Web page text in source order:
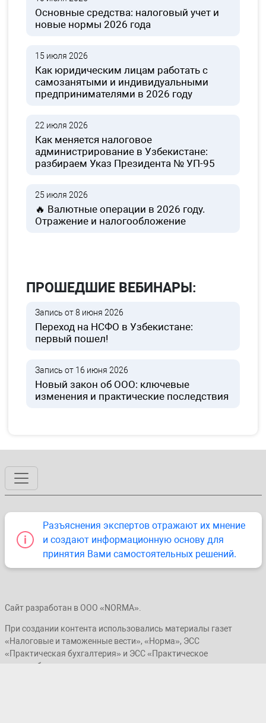
Основные средства: налоговый учет и
новые нормы 2026 года
15 июля 2026
Как юридическим лицам работать с
самозанятыми и индивидуальными
предпринимателями в 2026 году
22 июля 2026
Как меняется налоговое
администрирование в Узбекистане:
разбираем Указ Президента № УП-95
25 июля 2026
🔥 Валютные операции в 2026 году.
Отражение и налогообложение
ПРОШЕДШИЕ ВЕБИНАРЫ:
Запись от 8 июня 2026
Переход на НСФО в Узбекистане:
первый пошел!
Запись от 16 июня 2026
Новый закон об ООО: ключевые
изменения и практические последствия
Разъяснения экспертов отражают их мнение
и создают информационную основу для
принятия Вами самостоятельных решений.
Сайт разработан в ООО «NORMA».
При создании контента использовались материалы газет
«Налоговые и таможенные вести», «Норма», ЭСС
«Практическая бухгалтерия» и ЭСС «Практическое
налогообложение».